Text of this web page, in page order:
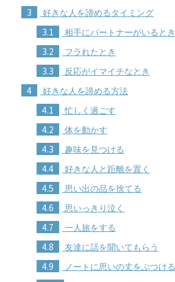
3 好きな人を諦めるタイミング
3.1 相手にパートナーがいるとき
3.2 フラれたとき
3.3 反応がイマイチなとき
4 好きな人を諦める方法
4.1 忙しく過ごす
4.2 体を動かす
4.3 趣味を見つける
4.4 好きな人と距離を置く
4.5 思い出の品を捨てる
4.6 思いっきり泣く
4.7 一人旅をする
4.8 友達に話を聞いてもらう
4.9 ノートに思いの丈をぶつける